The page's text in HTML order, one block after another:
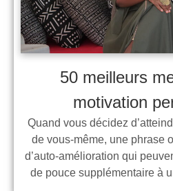
50 meilleurs
motivation
Quand vous décidez
de vous-même, une phrase
d’auto-amélioration qui
de pouce supplémentaire à